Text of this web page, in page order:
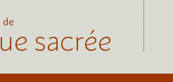
de sacrée